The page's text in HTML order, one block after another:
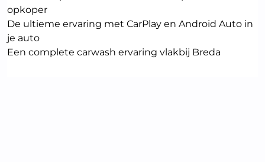
opkoper
De ultieme ervaring met CarPlay en Android Auto in
je auto
Een complete carwash ervaring vlakbij Breda